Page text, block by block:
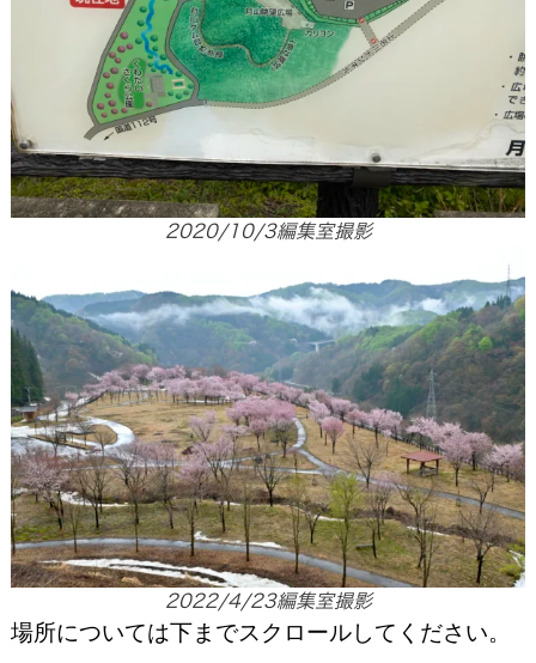
2020/10/3編集室撮影
2022/4/23編集室撮影
場所については下までスクロールしてください。